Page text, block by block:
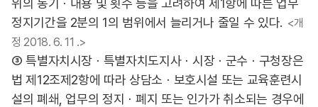
위의 동기ㆍ내용 및 횟수 등을 고려하여 제1항에 따른 업무
정지기간을 2분의 1의 범위에서 늘리거나 줄일 수 있다. <개
정 2018. 6. 11 .>
③ 특별자치시장ㆍ특별자치도지사ㆍ시장ㆍ군수ㆍ구청장은
법 제12조제2항에 따라 상담소ㆍ보호시설 또는 교육훈련시
설의 폐쇄, 업무의 정지ㆍ폐지 또는 인가가 취소되는 경우에